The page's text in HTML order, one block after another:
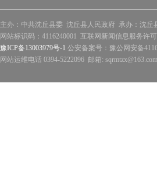
主办：中共沈丘县委 沈丘县人民政府 承办：沈丘
网站标识码：4116240001 互联网新闻信息服务许
豫ICP备13003979号-1 公安备案号：豫公网安备
网站运维电话 0394-5222096 邮箱: sqrmtzx@163.com